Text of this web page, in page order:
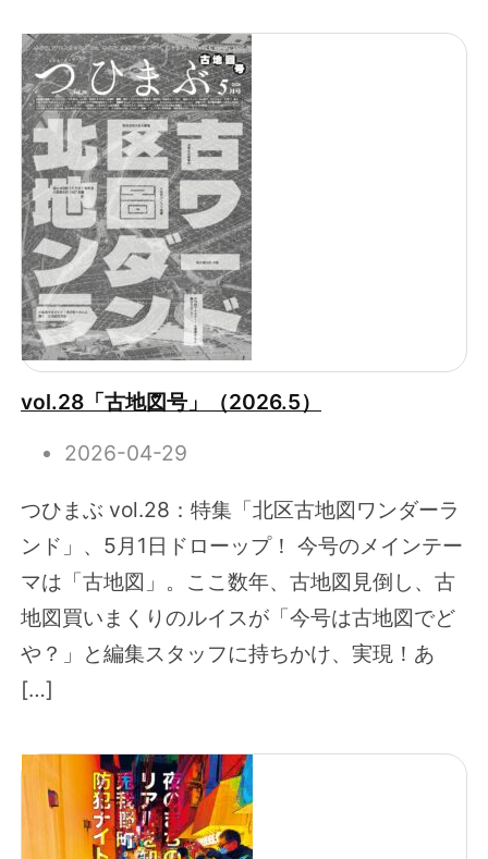
vol.28「古地図号」（2026.5）
2026-04-29
つひまぶ vol.28：特集「北区古地図ワンダーラ
ンド」、5月1日ドローップ！ 今号のメインテー
マは「古地図」。ここ数年、古地図見倒し、古
地図買いまくりのルイスが「今号は古地図でど
や？」と編集スタッフに持ちかけ、実現！あ
[…]